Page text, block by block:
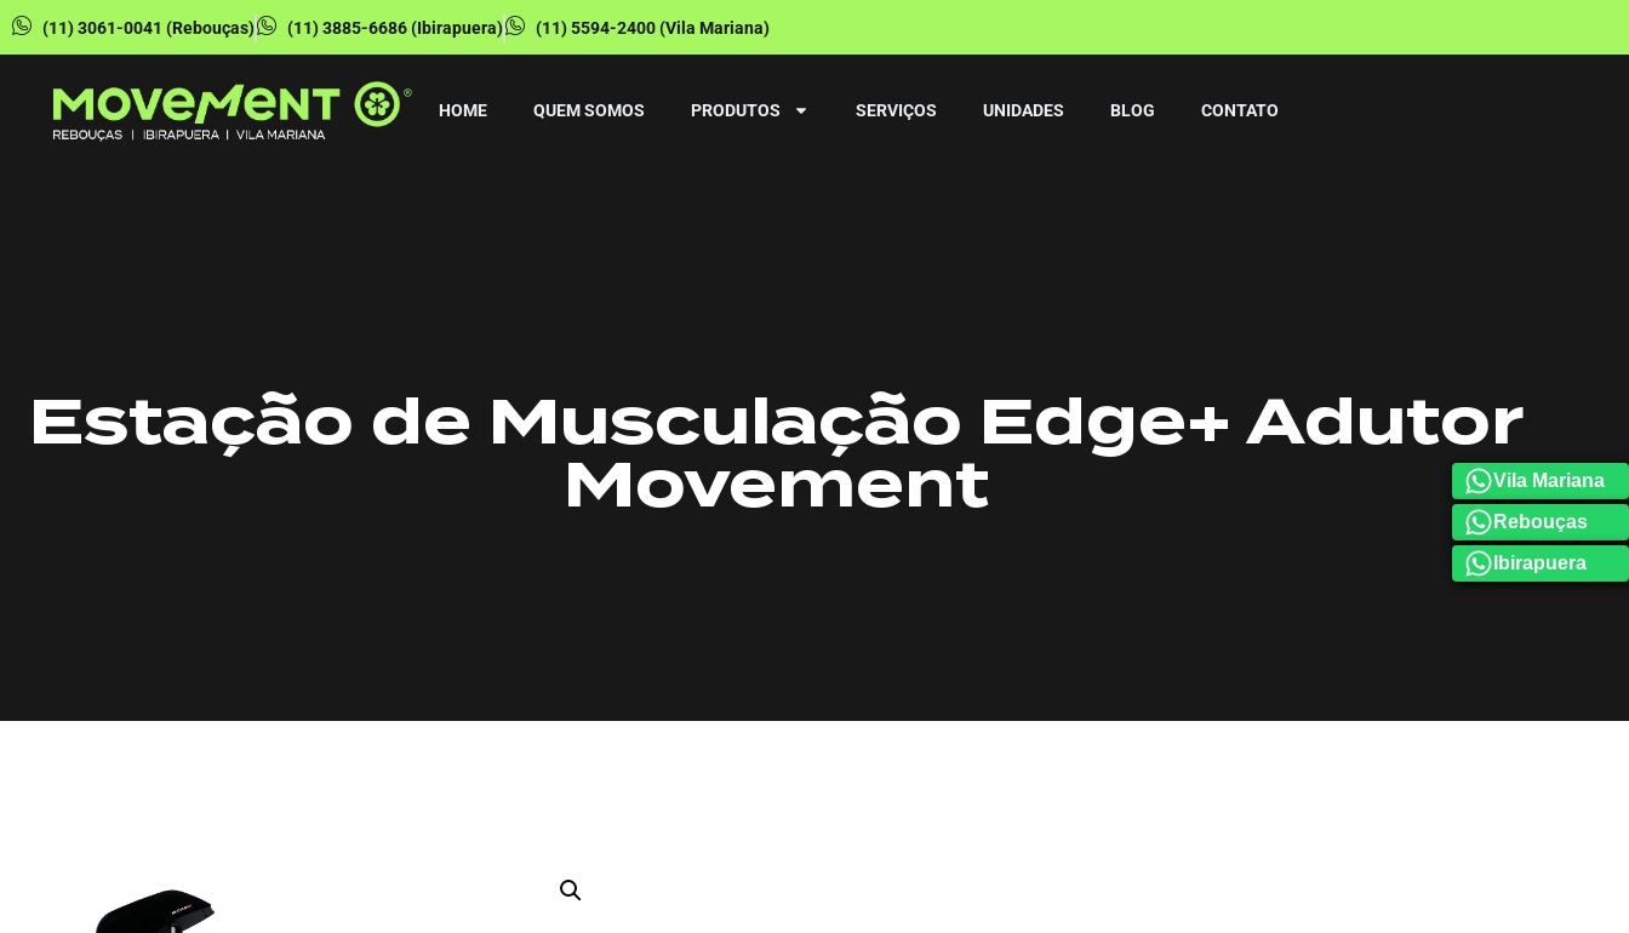
(11) 3061-0041 (Rebouças) (11) 3885-6686 (Ibirapuera) (11) 5594-2400 (Vila Mariana)
HOME QUEM SOMOS PRODUTOS SERVIÇOS UNIDADES BLOG CONTATO
Vila Mariana
Rebouças
Ibirapuera
Estação de Musculação Edge+ Adutor
Movement